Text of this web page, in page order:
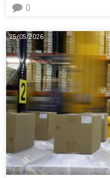
0
25/05/2026